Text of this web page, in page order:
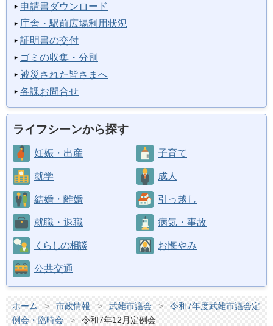
申請書ダウンロード
庁舎・駅前広場利用状況
証明書の交付
ゴミの収集・分別
被災された皆さまへ
各課お問合せ
ライフシーンから探す
妊娠・出産 子育て
就学 成人
結婚・離婚 引っ越し
就職・退職 病気・事故
くらしの相談 お悔やみ
公共交通
ホーム > 市政情報 > 武雄市議会 >
令和7年度武雄市議会定
例会・臨時会
> 令和7年12月定例会